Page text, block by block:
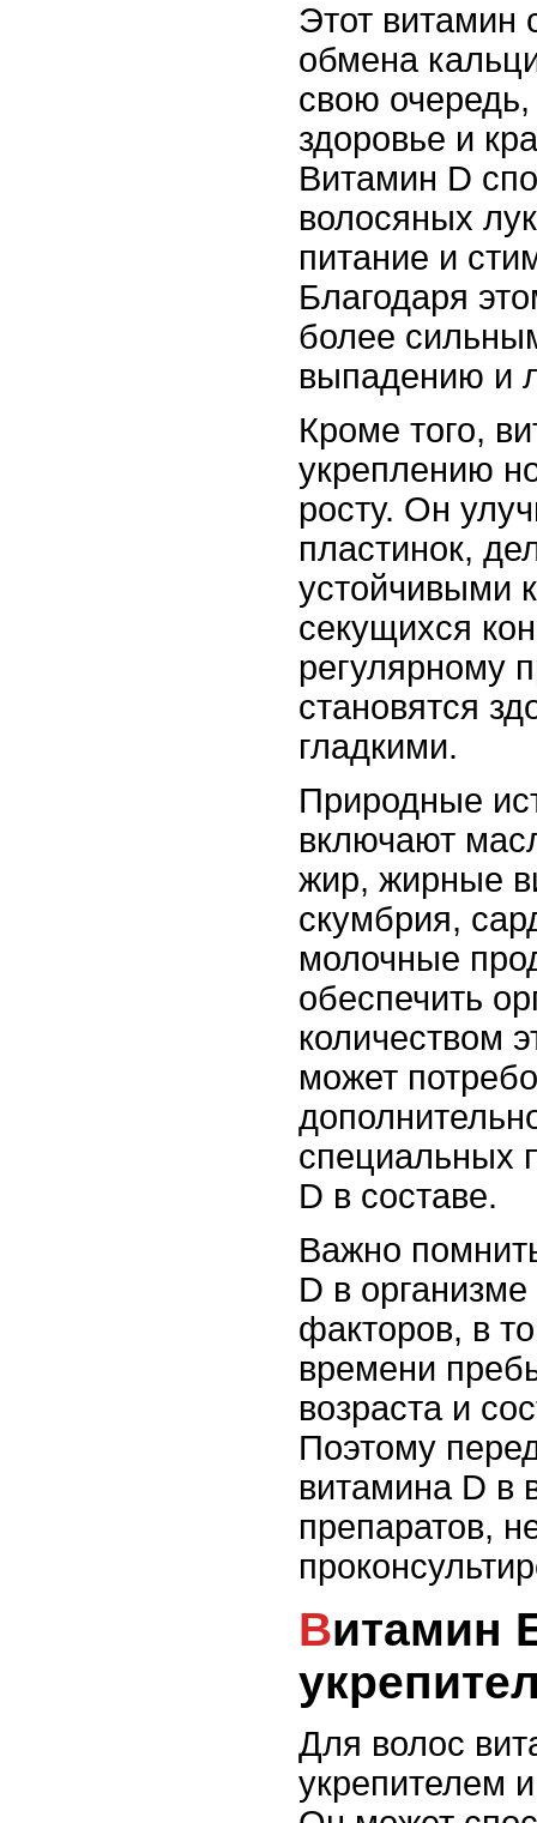
Этот витамин
обмена
свою
здоровье и
Витамин D
волосяных
питание и
Благодаря
более
выпадению и
Кроме того,
укреплению
росту. Он
пластинок,
устойчивыми
секущихся
регулярному
становятся
гладкими.
Природные
включают
жир, жирные
скумбрия,
молочные
обеспечить
количеством
может
специальных
D в составе.
Важно
D в
факторов, в
времени
возраста и
Поэтому
витамина D в
препаратов,
Витамин Е: антиоксидант и
Для волос
укрепителем